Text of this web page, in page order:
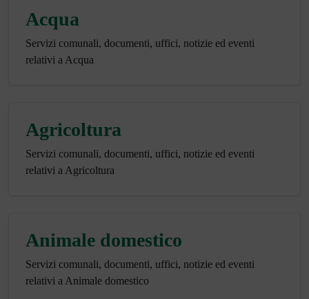
Acqua
Servizi comunali, documenti, uffici, notizie ed eventi
relativi a Acqua
Agricoltura
Servizi comunali, documenti, uffici, notizie ed eventi
relativi a Agricoltura
Animale domestico
Servizi comunali, documenti, uffici, notizie ed eventi
relativi a Animale domestico